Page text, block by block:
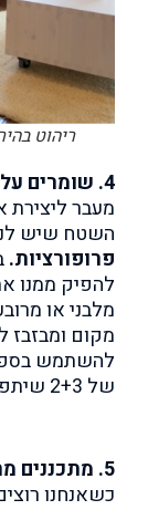
ריהוט
4. שומרים על פרופורציות:
מעבר ליצירת
השטח שיש
פרופורציות.
להפיק ממנו
מלבני או
מקום ומבזבז
להשתמש
של 2+3 שיתפוס מקום רב יותר.
5. מתכננים מראש:
כשאנחנו